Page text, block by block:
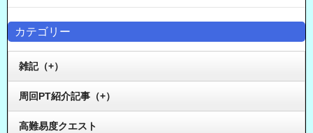
カテゴリー
雑記（+）
周回PT紹介記事（+）
高難易度クエスト